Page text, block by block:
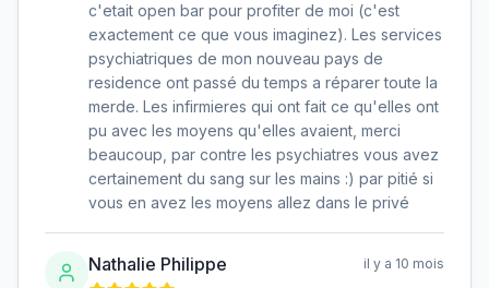
c'etait open bar pour profiter de moi (c'est
exactement ce que vous imaginez). Les services
psychiatriques de mon nouveau pays de
residence ont passé du temps a réparer toute la
merde. Les infirmieres qui ont fait ce qu'elles ont
pu avec les moyens qu'elles avaient, merci
beaucoup, par contre les psychiatres vous avez
certainement du sang sur les mains :) par pitié si
vous en avez les moyens allez dans le privé
Nathalie Philippe il y a 10 mois